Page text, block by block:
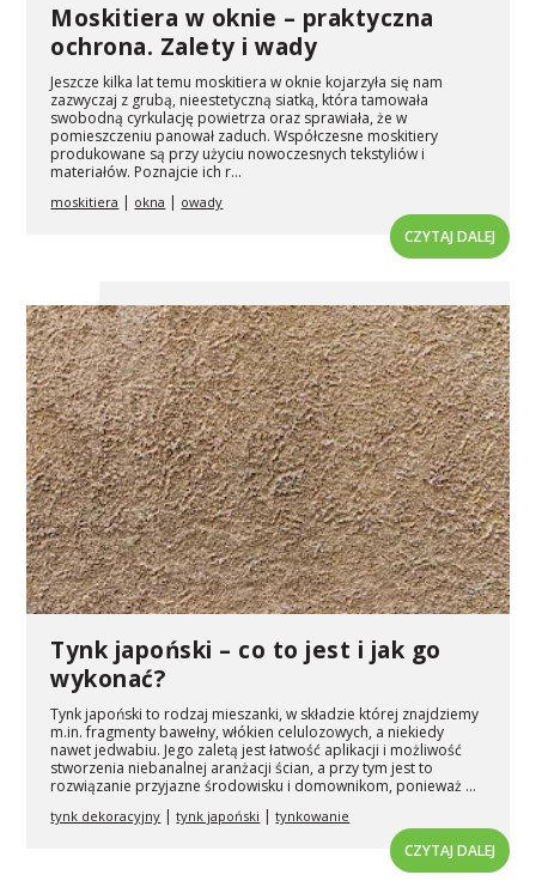
Moskitiera w oknie – praktyczna
ochrona. Zalety i wady
Jeszcze kilka lat temu moskitiera w oknie kojarzyła się nam
zazwyczaj z grubą, nieestetyczną siatką, która tamowała
swobodną cyrkulację powietrza oraz sprawiała, że w
pomieszczeniu panował zaduch. Współczesne moskitiery
produkowane są przy użyciu nowoczesnych tekstyliów i
materiałów. Poznajcie ich r...
moskitiera | okna | owady
CZYTAJ DALEJ
Tynk japoński – co to jest i jak go
wykonać?
Tynk japoński to rodzaj mieszanki, w składzie której znajdziemy
m.in. fragmenty bawełny, włókien celulozowych, a niekiedy
nawet jedwabiu. Jego zaletą jest łatwość aplikacji i możliwość
stworzenia niebanalnej aranżacji ścian, a przy tym jest to
rozwiązanie przyjazne środowisku i domownikom, ponieważ ...
tynk dekoracyjny |tynk japoński |tynkowanie
CZYTAJ DALEJ